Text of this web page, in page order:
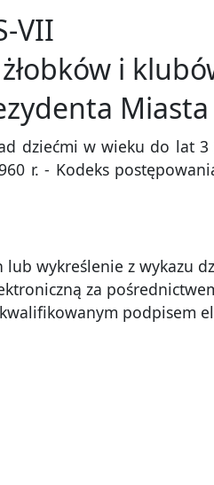
VII
i
Miasta
dziećmi w wieku do lat
r. - Kodeks
wykreślenie z wykazu
za
podpisem